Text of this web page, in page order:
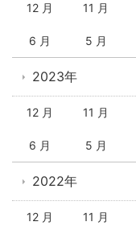
12 月 11 月
6 月 5 月
2023年
12 月 11 月
6 月 5 月
2022年
12 月 11 月